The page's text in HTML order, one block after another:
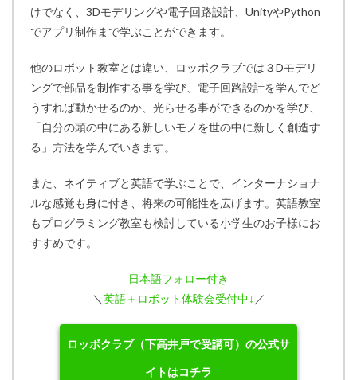
けでなく、3Dモデリングや電子回路設計、UnityやPython
でアプリ制作まで学ぶことができます。
他のロボット教室とは違い、ロッボクラブでは３Dモデリ
ングで部品を制作する事を学び、電子回路設計を学んでど
うすれば動かせるのか、光らせる事ができるのかを学び、
「自分の頭の中にある新しいモノを世の中に新しく創造す
る」方法を学んでいきます。
また、ネイティブと英語で学ぶことで、インターナショナ
ルな感覚も身に付き、将来の可能性を広げます。英語教室
もプログラミング教室も検討している小学生のお子様にお
すすめです。
日本語フォロー付き
＼ 英語＋ロボット体験会受付中↓ ／
ロッボクラブ（下高井戸で受講可）の公式サ
イトはコチラ